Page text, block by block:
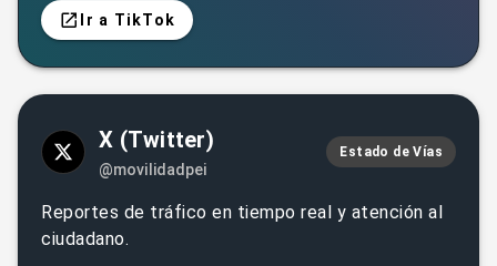
Ir a TikTok
X (Twitter)
@movilidadpei
Estado de Vías
Reportes de tráfico en tiempo real y atención al
ciudadano.